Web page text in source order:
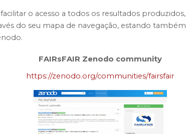
o acesso a todos os resultados produzidos,
do seu mapa de navegação, estando também
FAIRsFAIR Zenodo community
https://zenodo.org/communities/fairsfair